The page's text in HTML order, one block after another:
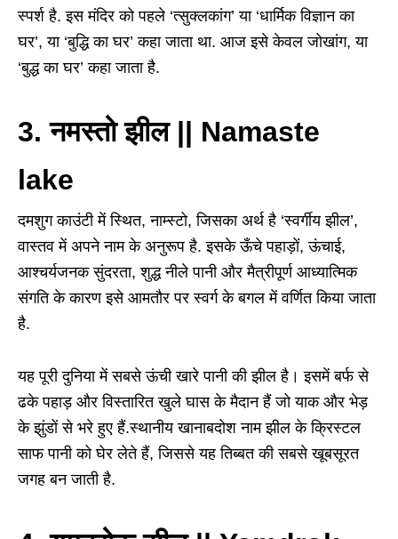
स्पर्श है. इस मंदिर को पहले ‘त्सुक्लकांग’ या ‘धार्मिक विज्ञान का
घर’, या ‘बुद्धि का घर’ कहा जाता था. आज इसे केवल जोखांग, या
‘बुद्ध का घर’ कहा जाता है.
3. नमस्तो झील || Namaste
lake
दमशुग काउंटी में स्थित, नाम्स्टो, जिसका अर्थ है ‘स्वर्गीय झील’,
वास्तव में अपने नाम के अनुरूप है. इसके ऊँचे पहाड़ों, ऊंचाई,
आश्चर्यजनक सुंदरता, शुद्ध नीले पानी और मैत्रीपूर्ण आध्यात्मिक
संगति के कारण इसे आमतौर पर स्वर्ग के बगल में वर्णित किया जाता
है.
यह पूरी दुनिया में सबसे ऊंची खारे पानी की झील है। इसमें बर्फ से
ढके पहाड़ और विस्तारित खुले घास के मैदान हैं जो याक और भेड़
के झुंडों से भरे हुए हैं.स्थानीय खानाबदोश नाम झील के क्रिस्टल
साफ पानी को घेर लेते हैं, जिससे यह तिब्बत की सबसे खूबसूरत
जगह बन जाती है.